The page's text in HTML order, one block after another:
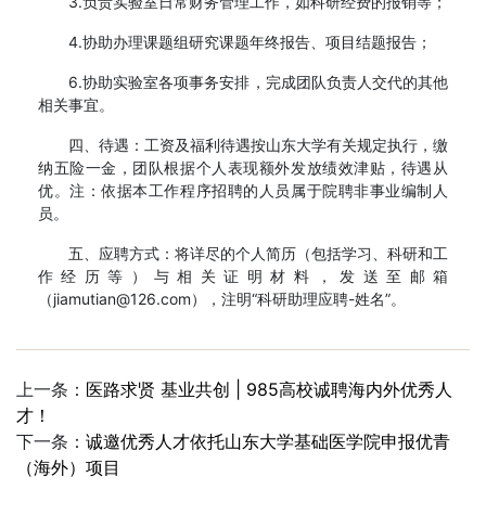
4.协助办理课题组研究课题年终报告、项目结题报告；
6.协助实验室各项事务安排，完成团队负责人交代的其他
相关事宜。
四、待遇：工资及福利待遇按山东大学有关规定执行，缴
纳五险一金，团队根据个人表现额外发放绩效津贴，待遇从
优。注：依据本工作程序招聘的人员属于院聘非事业编制人
员。
五、应聘方式：将详尽的个人简历（包括学习、科研和工
作经历等）与相关证明材料，发送至邮箱
（jiamutian@126.com），注明“科研助理应聘-姓名”。
上一条： 医路求贤 基业共创 | 985高校诚聘海内外优秀人
才！
下一条： 诚邀优秀人才依托山东大学基础医学院申报优青
（海外）项目